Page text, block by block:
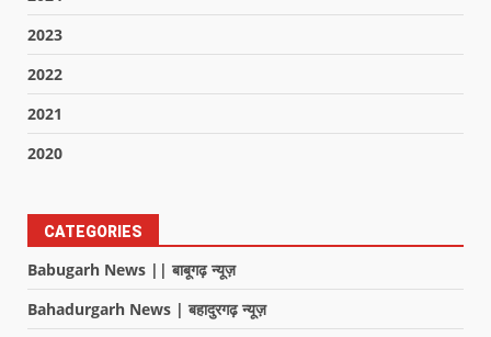
2023
2022
2021
2020
CATEGORIES
Babugarh News || बाबूगढ़ न्यूज़
Bahadurgarh News | बहादुरगढ़ न्यूज़